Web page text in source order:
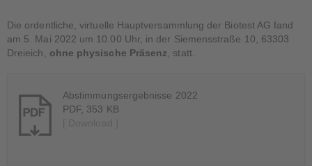
Die ordentliche, virtuelle Hauptversammlung der Biotest AG fand
am 5. Mai 2022 um 10.00 Uhr, in der Siemensstraße 10, 63303
Dreieich, ohne physische Präsenz, statt.
Abstimmungsergebnisse 2022
PDF, 353 KB